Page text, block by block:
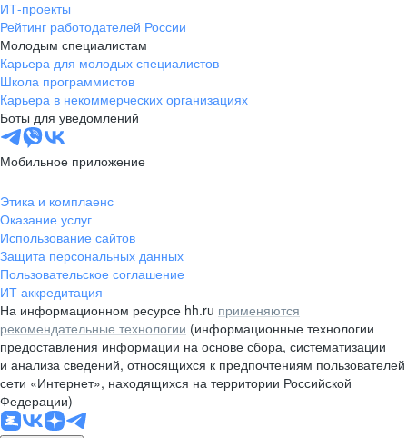
ИТ-проекты
Рейтинг работодателей России
Молодым специалистам
Карьера для молодых специалистов
Школа программистов
Карьера в некоммерческих организациях
Боты для уведомлений
Мобильное приложение
Этика и комплаенс
Оказание услуг
Использование сайтов
Защита персональных данных
Пользовательское соглашение
ИТ аккредитация
На информационном ресурсе hh.ru применяются
рекомендательные технологии (информационные технологии
предоставления информации на основе сбора, систематизации
и анализа сведений, относящихся к предпочтениям пользователей
сети «Интернет», находящихся на территории Российской
Федерации)